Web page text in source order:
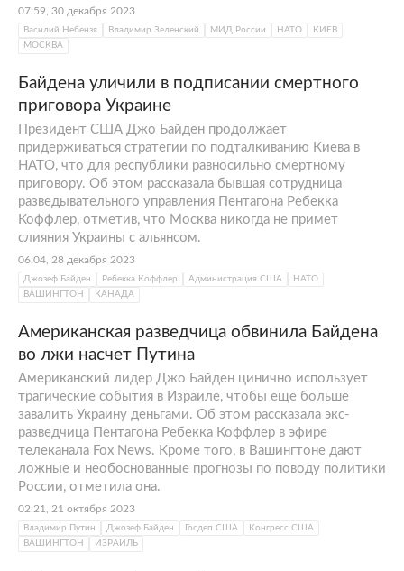
07:59, 30 декабря 2023
Василий Небензя Владимир Зеленский МИД России НАТО
КИЕВ
МОСКВА
Байдена уличили в подписании смертного
приговора Украине
Президент США Джо Байден продолжает
придерживаться стратегии по подталкиванию Киева в
НАТО, что для республики равносильно смертному
приговору. Об этом рассказала бывшая сотрудница
разведывательного управления Пентагона Ребекка
Коффлер, отметив, что Москва никогда не примет
слияния Украины с альянсом.
06:04, 28 декабря 2023
Джозеф Байден Ребекка Коффлер Администрация США
НАТО
ВАШИНГТОН
КАНАДА
Американская разведчица обвинила Байдена
во лжи насчет Путина
Американский лидер Джо Байден цинично использует
трагические события в Израиле, чтобы еще больше
завалить Украину деньгами. Об этом рассказала экс-
разведчица Пентагона Ребекка Коффлер в эфире
телеканала Fox News. Кроме того, в Вашингтоне дают
ложные и необоснованные прогнозы по поводу политики
России, отметила она.
02:21, 21 октября 2023
Владимир Путин Джозеф Байден Госдеп США
Конгресс США
ВАШИНГТОН
ИЗРАИЛЬ